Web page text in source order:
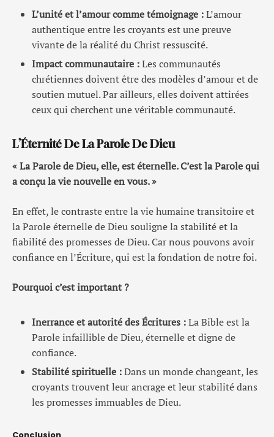
L’unité et l’amour comme témoignage :L’amour
authentique entre les croyants est une preuve
vivante de la réalité du Christ ressuscité.
Impact communautaire :Les communautés
chrétiennes doivent être des modèles d’amour et de
soutien mutuel. Par ailleurs, elles doivent attirées
ceux qui cherchent une véritable communauté.
L’Éternité De La Parole De Dieu
« La Parole de Dieu, elle, est éternelle. C’est la Parole qui
a conçu la vie nouvelle en vous. »
En effet, le contraste entre la vie humaine transitoire et
la Parole éternelle de Dieu souligne la stabilité et la
fiabilité des promesses de Dieu. Car nous pouvons avoir
confiance en l’Écriture, qui est la fondation de notre foi.
Pourquoi c’est important ?
Inerrance et autorité des Écritures :La Bible est la
Parole infaillible de Dieu, éternelle et digne de
confiance.
Stabilité spirituelle :Dans un monde changeant, les
croyants trouvent leur ancrage et leur stabilité dans
les promesses immuables de Dieu.
Conclusion